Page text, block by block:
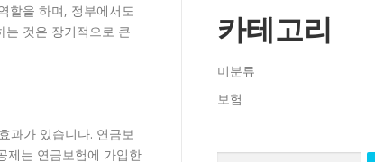
할을 하며, 정부에서도
는 것은 장기적으로 큰
과가 있습니다. 연금보
제는 연금보험에 가입한
카테고리
미분류
보험